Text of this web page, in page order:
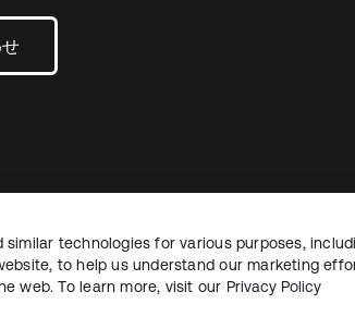
く
開く
法務プライバシ
All rights reserved.
similar technologies for various purposes,
to help us understand our marketing
web. To learn more, visit our Privacy Policy